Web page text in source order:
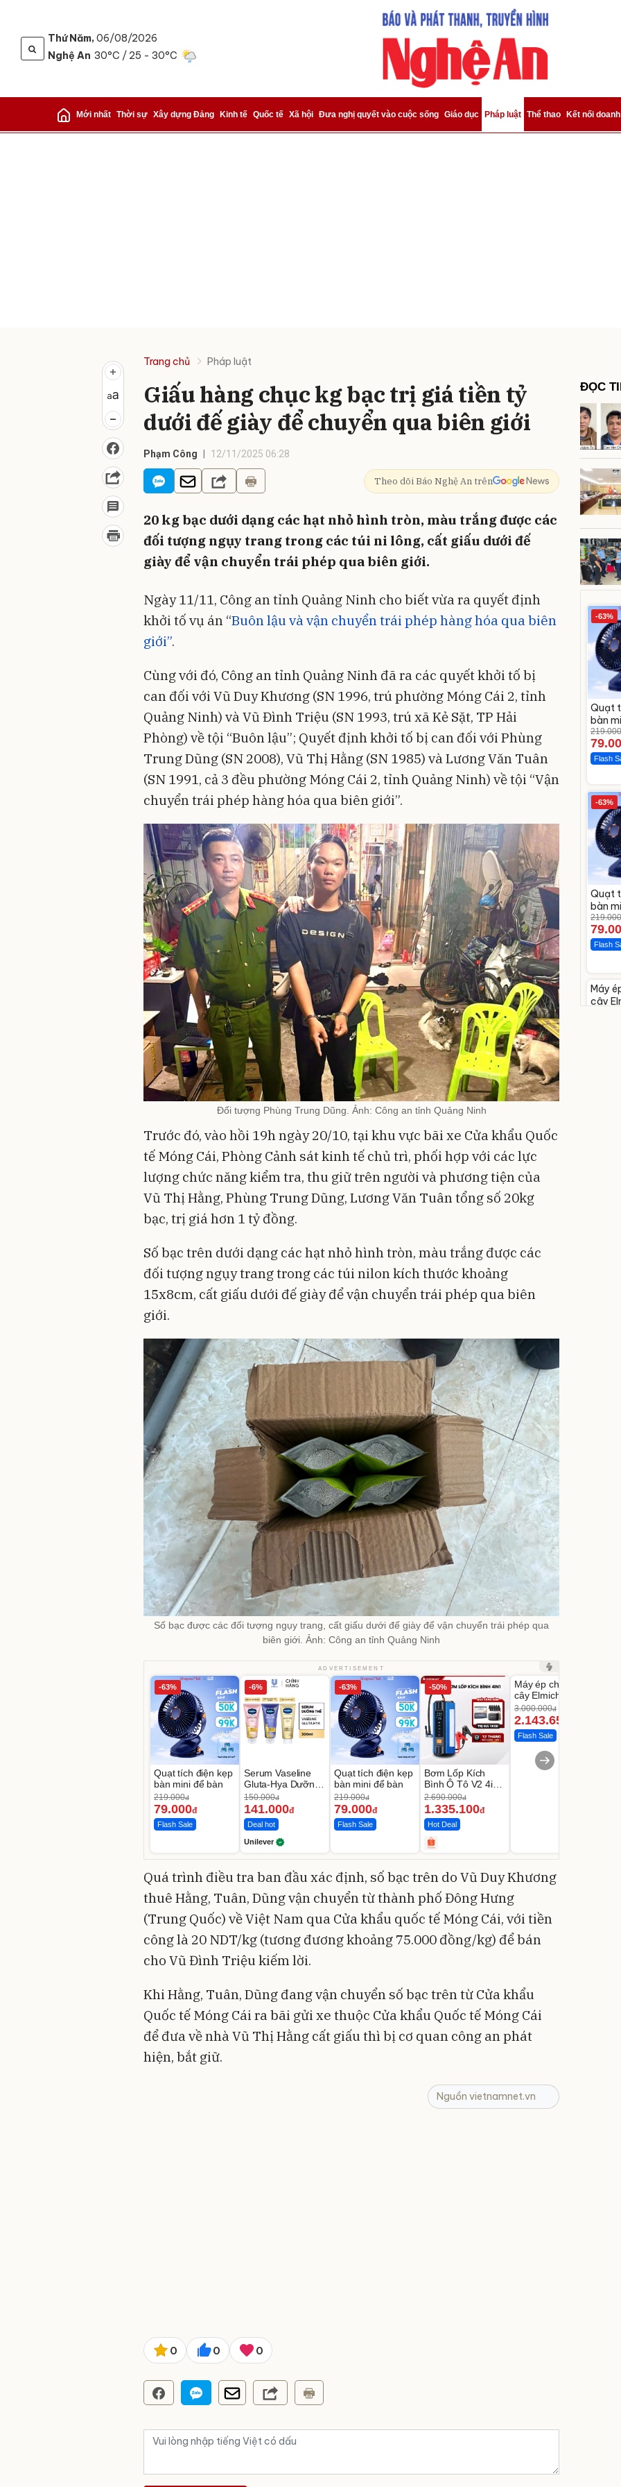
Thứ Năm, 06/08/2026
Nghệ An 30°C / 25 - 30°C
Mới nhất Thời sự Xây dựng Đảng Kinh tế Quốc tế Xã hội Đưa nghị quyết vào cuộc sống Giáo dục Pháp luật Thể thao Kết nối
Trang chủ Pháp luật
Giấu hàng chục kg bạc trị giá tiền tỷ
dưới đế giày để chuyển qua biên giới
Phạm Công 12/11/2025 06:28
Theo dõi Báo Nghệ An trên
20 kg bạc dưới dạng các hạt nhỏ hình tròn, màu trắng được các
đối tượng ngụy trang trong các túi ni lông, cất giấu dưới đế
giày để vận chuyển trái phép qua biên giới.
Ngày 11/11, Công an tỉnh Quảng Ninh cho biết vừa ra quyết định
khởi tố vụ án “Buôn lậu và vận chuyển trái phép hàng hóa qua biên
giới”.
Cùng với đó, Công an tỉnh Quảng Ninh đã ra các quyết khởi tố bị
can đối với Vũ Duy Khương (SN 1996, trú phường Móng Cái 2, tỉnh
Quảng Ninh) và Vũ Đình Triệu (SN 1993, trú xã Kẻ Sặt, TP Hải
Phòng) về tội “Buôn lậu”; Quyết định khởi tố bị can đối với Phùng
Trung Dũng (SN 2008), Vũ Thị Hằng (SN 1985) và Lương Văn Tuân
(SN 1991, cả 3 đều phường Móng Cái 2, tỉnh Quảng Ninh) về tội “Vận
chuyển trái phép hàng hóa qua biên giới”.
Đối tượng Phùng Trung Dũng. Ảnh: Công an tỉnh Quảng Ninh
Trước đó, vào hồi 19h ngày 20/10, tại khu vực bãi xe Cửa khẩu Quốc
tế Móng Cái, Phòng Cảnh sát kinh tế chủ trì, phối hợp với các lực
lượng chức năng kiểm tra, thu giữ trên người và phương tiện của
Vũ Thị Hằng, Phùng Trung Dũng, Lương Văn Tuân tổng số 20kg
bạc, trị giá hơn 1 tỷ đồng.
Số bạc trên dưới dạng các hạt nhỏ hình tròn, màu trắng được các
đối tượng ngụy trang trong các túi nilon kích thước khoảng
15x8cm, cất giấu dưới đế giày để vận chuyển trái phép qua biên
giới.
Số bạc được các đối tượng ngụy trang, cất giấu dưới đế giày để vận chuyển trái phép qua
biên giới. Ảnh: Công an tỉnh Quảng Ninh
ADVERTISEMENT
-63%
Quạt tích điện kẹp
bàn mini để bàn
219.000đ
79.000đ
Flash Sale
-6%
Serum Vaseline
Gluta-Hya Dưỡng
Da Sáng Mịn Sau
7 Ngày
150.000đ
141.000đ
Deal hot
Unilever
-63%
Quạt tích điện kẹp
bàn mini để bàn
219.000đ
79.000đ
Flash Sale
-50%
Bơm Lốp Kích
Bình Ô Tô V2 4in1
MEDICAR –
12.000mAh
2.690.000đ
1.335.100đ
Hot Deal
-28%
Unmute
Máy ép chậm trái
cây Elmich JEE
1855OL
3.000.000đ
2.143.650
Flash Sale
Quá trình điều tra ban đầu xác định, số bạc trên do Vũ Duy Khương
thuê Hằng, Tuân, Dũng vận chuyển từ thành phố Đông Hưng
(Trung Quốc) về Việt Nam qua Cửa khẩu quốc tế Móng Cái, với tiền
công là 20 NDT/kg (tương đương khoảng 75.000 đồng/kg) để bán
cho Vũ Đình Triệu kiếm lời.
Khi Hằng, Tuân, Dũng đang vận chuyển số bạc trên từ Cửa khẩu
Quốc tế Móng Cái ra bãi gửi xe thuộc Cửa khẩu Quốc tế Móng Cái
để đưa về nhà Vũ Thị Hằng cất giấu thì bị cơ quan công an phát
hiện, bắt giữ.
Nguồn vietnamnet.vn
0 0 0
ĐỌC
-63%
Quạt
bàn
219.000
Flash
-63%
Quạt
bàn
219.000
Flash
-28%
Máy
cây